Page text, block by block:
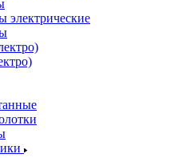
электрические